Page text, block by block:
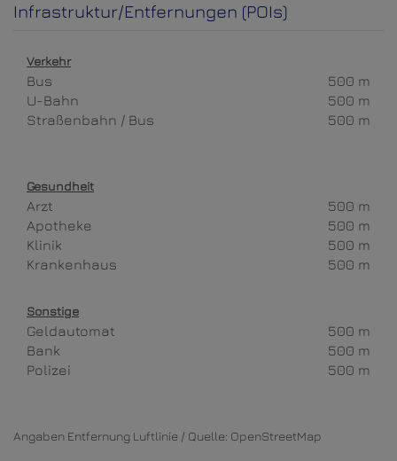
Infrastruktur/Entfernungen (POIs)
Verkehr
Bus
500 m
U-Bahn
500 m
Straßenbahn / Bus
500 m
Gesundheit
Arzt
500 m
Apotheke
500 m
Klinik
500 m
Krankenhaus
500 m
Sonstige
Geldautomat
500 m
Bank
500 m
Polizei
500 m
Angaben Entfernung Luftlinie / Quelle: OpenStreetMap